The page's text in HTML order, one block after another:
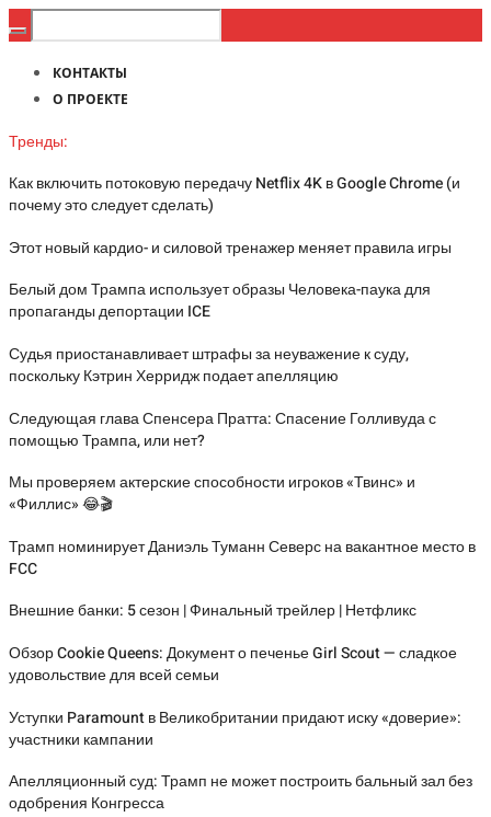
КОНТАКТЫ
О ПРОЕКТЕ
Тренды:
Как включить потоковую передачу Netflix 4K в Google Chrome (и
почему это следует сделать)
Этот новый кардио- и силовой тренажер меняет правила игры
Белый дом Трампа использует образы Человека-паука для
пропаганды депортации ICE
Судья приостанавливает штрафы за неуважение к суду,
поскольку Кэтрин Херридж подает апелляцию
Следующая глава Спенсера Пратта: Спасение Голливуда с
помощью Трампа, или нет?
Мы проверяем актерские способности игроков «Твинс» и
«Филлис» 😂🎬
Трамп номинирует Даниэль Туманн Северс на вакантное место в
FCC
Внешние банки: 5 сезон | Финальный трейлер | Нетфликс
Обзор Cookie Queens: Документ о печенье Girl Scout — сладкое
удовольствие для всей семьи
Уступки Paramount в Великобритании придают иску «доверие»:
участники кампании
Апелляционный суд: Трамп не может построить бальный зал без
одобрения Конгресса